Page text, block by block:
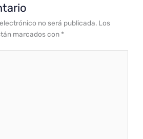
no será publicada. Los
marcados con *